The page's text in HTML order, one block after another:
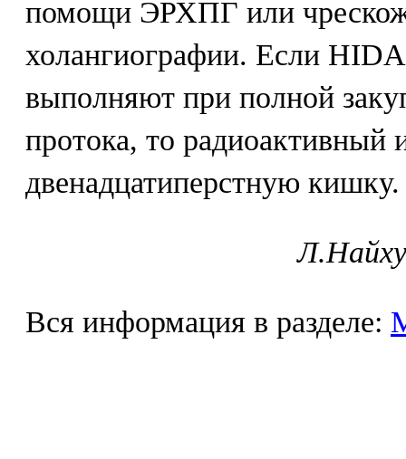
помощи ЭРХПГ или
холангиографии. Если
выполняют при полной
протока, то радиоактивный
двенадцатиперстную кишку.
Вся информация в разделе: